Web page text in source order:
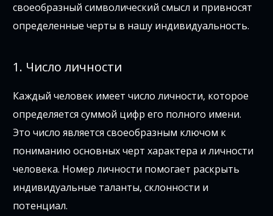
своеобразный символический смысл и привносят
определенные черты в нашу индивидуальность.
1. Число личности
Каждый человек имеет число личности, которое
определяется суммой цифр его полного имени.
Это число является своеобразным ключом к
пониманию основных черт характера и личности
человека. Номер личности помогает раскрыть
индивидуальные таланты, склонности и
потенциал.